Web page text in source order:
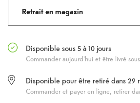
Retrait en magasin
Disponible sous 5 à 10 jours
Commander aujourd'hui et être livré
Disponible pour être retiré dans 29
Commander et payer en ligne, retirer